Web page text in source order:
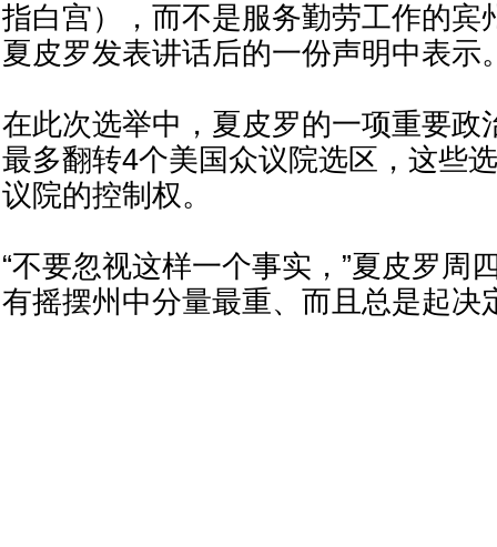
指白宫），而不是服务勤劳工作的宾
夏皮罗发表讲话后的一份声明中表示
在此次选举中，夏皮罗的一项重要政
最多翻转4个美国众议院选区，这些
议院的控制权。
“不要忽视这样一个事实，”夏皮罗周
有摇摆州中分量最重、而且总是起决